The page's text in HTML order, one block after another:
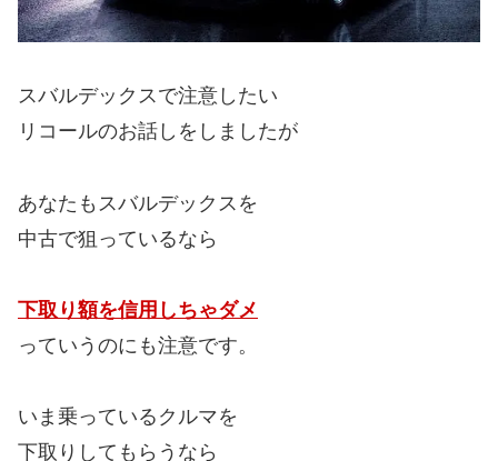
スバルデックスで注意したい
リコールのお話しをしましたが
あなたもスバルデックスを
中古で狙っているなら
下取り額を信用しちゃダメ
っていうのにも注意です。
いま乗っているクルマを
下取りしてもらうなら